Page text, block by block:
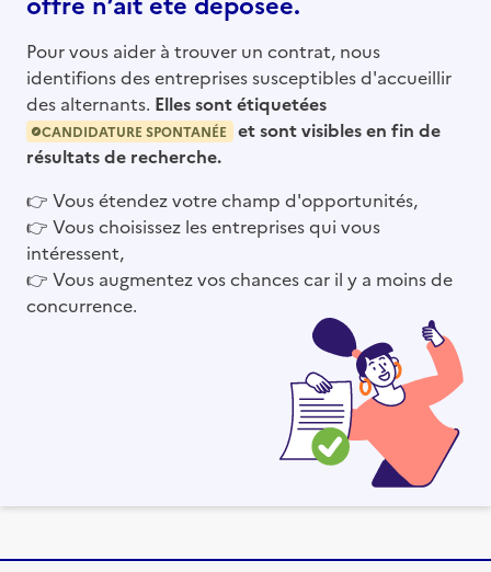
Pour vous aider à trouver un contrat, nous
identifions des entreprises susceptibles d'accueillir
des alternants. Elles sont étiquetées
CANDIDATURE SPONTANÉE
et sont visibles en fin de
résultats de recherche.
👉 Vous étendez votre champ d'opportunités,
👉 Vous choisissez les entreprises qui vous
intéressent,
👉 Vous augmentez vos chances car il y a moins de
concurrence.